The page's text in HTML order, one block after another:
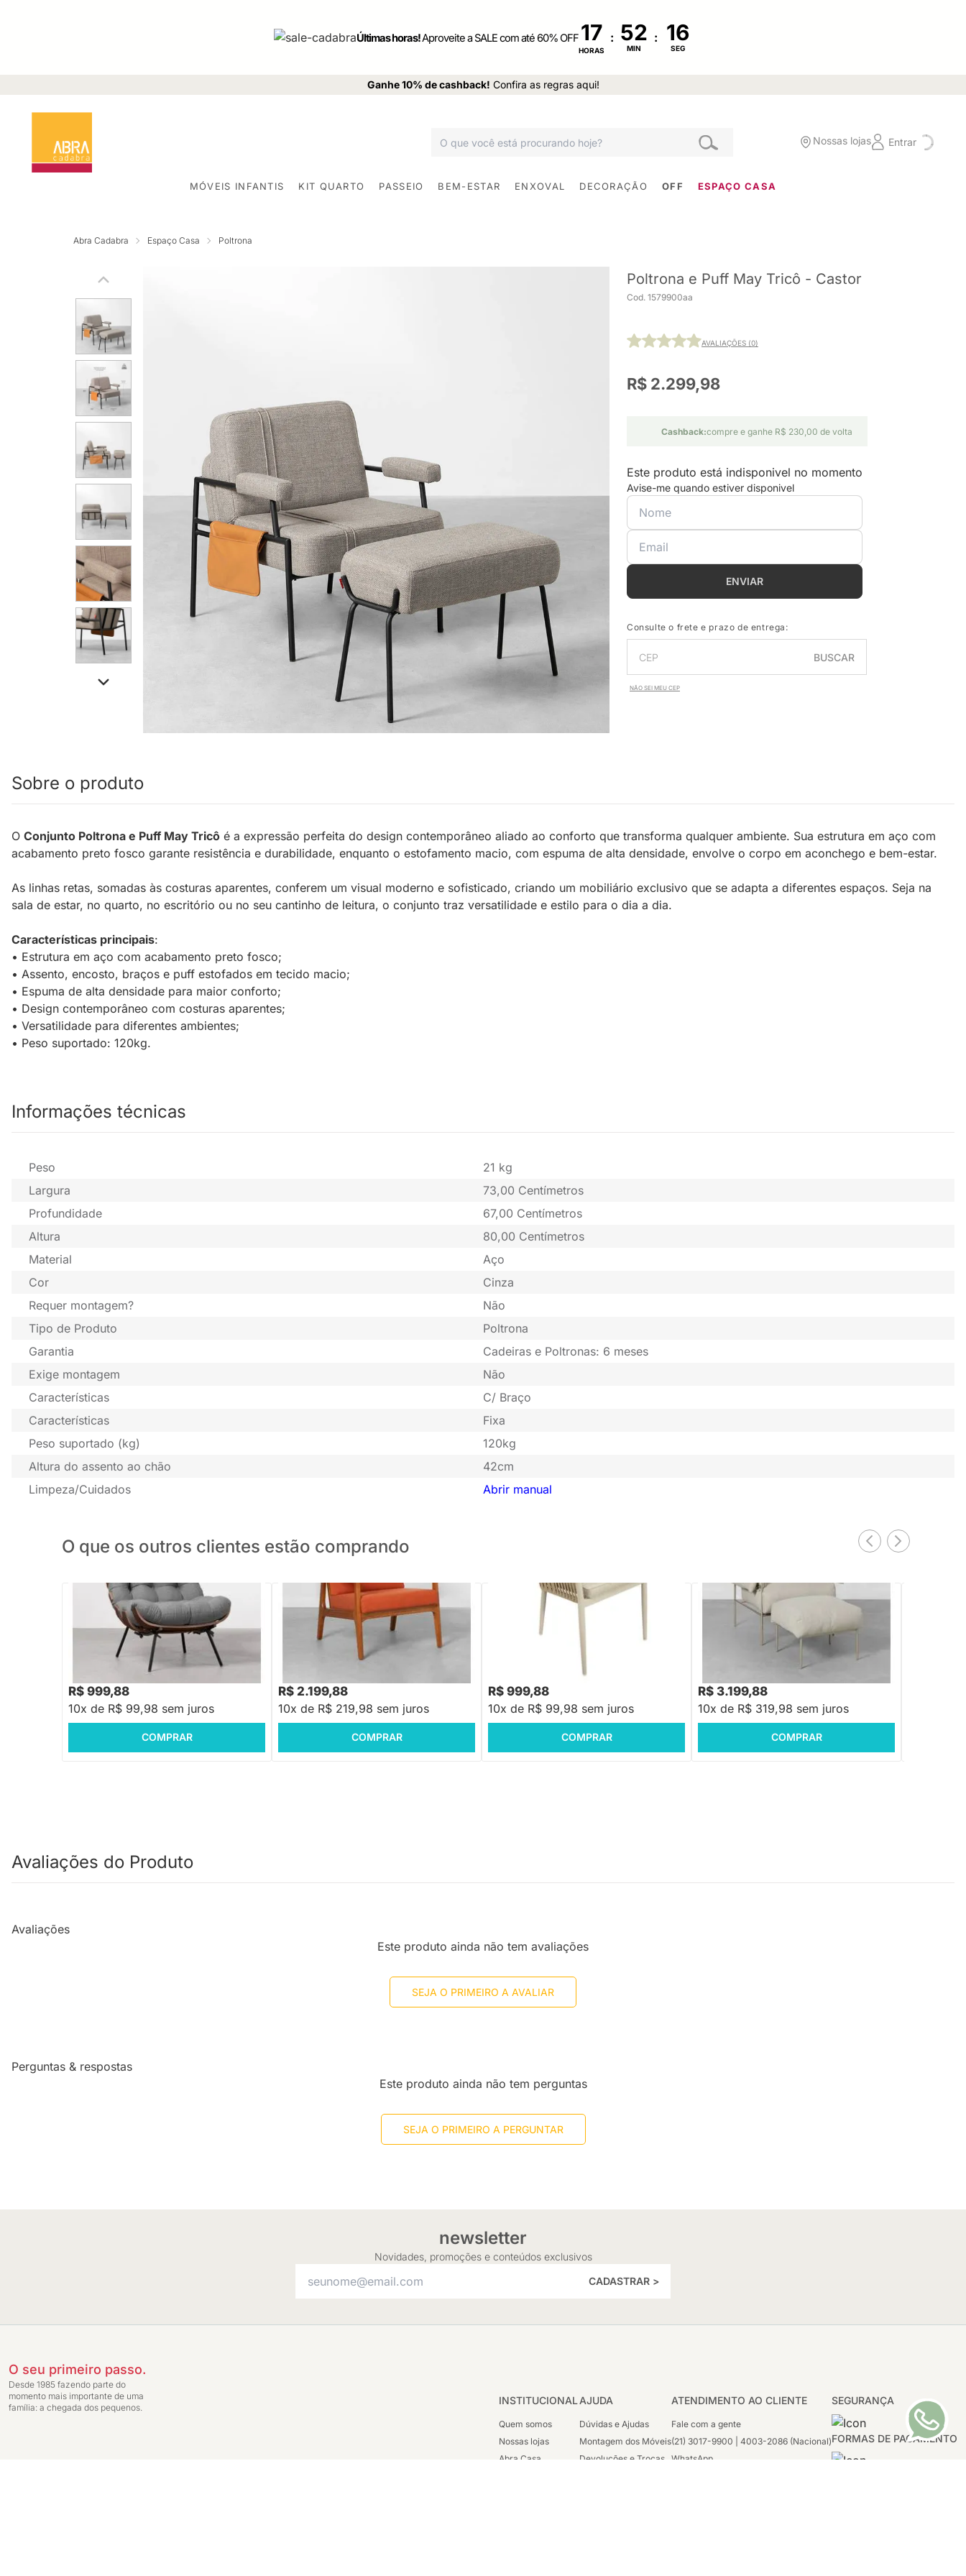
Últimas horas!Aproveite a SALE com até 60% OFF 17
HORAS
:
MIN
:
SEG
Ganhe 10% de cashback! Confira as regras aqui!
Nossas lojas Entrar
MÓVEIS INFANTIS KIT QUARTO PASSEIO BEM-ESTAR ENXOVAL DECORAÇÃO OFF ESPAÇO CASA
Abra Cadabra Espaço Casa Poltrona
Poltrona e Puff May Tricô - Castor
Cod. 1579900aa
AVALIAÇÕES (0)
R$ 2.299,98
Cashback:compre e ganhe R$ 230,00 de volta
Este produto está indisponivel no momento
Avise-me quando estiver disponivel
ENVIAR
Consulte o frete e prazo de entrega:
BUSCAR
NÃO SEI MEU CEP
Sobre o produto
O Conjunto Poltrona e Puff May Tricô é a expressão perfeita do design contemporâneo aliado ao conforto que transforma qualquer ambiente. Sua estrutura em aço com
acabamento preto fosco garante resistência e durabilidade, enquanto o estofamento macio, com espuma de alta densidade, envolve o corpo em aconchego e bem-estar.
As linhas retas, somadas às costuras aparentes, conferem um visual moderno e sofisticado, criando um mobiliário exclusivo que se adapta a diferentes espaços. Seja na
sala de estar, no quarto, no escritório ou no seu cantinho de leitura, o conjunto traz versatilidade e estilo para o dia a dia.
Características principais:
• Estrutura em aço com acabamento preto fosco;
• Assento, encosto, braços e puff estofados em tecido macio;
• Espuma de alta densidade para maior conforto;
• Design contemporâneo com costuras aparentes;
• Versatilidade para diferentes ambientes;
• Peso suportado: 120kg.
Informações técnicas
Peso
21 kg
Largura
73,00 Centímetros
Profundidade
67,00 Centímetros
Altura
80,00 Centímetros
Material
Aço
Cor
Cinza
Requer montagem?
Não
Tipo de Produto
Poltrona
Garantia
Cadeiras e Poltronas: 6 meses
Exige montagem
Não
Características
C/ Braço
Características
Fixa
Peso suportado (kg)
120kg
Altura do assento ao chão
42cm
Limpeza/Cuidados
Abrir manual
O que os outros clientes estão comprando
PRONTA ENTREGA
Poltrona Costela Algodão Slim – Grafite
-37%
R$ 999,88
10x de R$ 99,98 sem juros
COMPRAR
PRONTA ENTREGA
Poltrona Vinci - Terracota
R$ 2.199,88
10x de R$ 219,98 sem juros
COMPRAR
PRONTA ENTREGA
Poltrona Gávea - Fendi
R$ 999,88
10x de R$ 99,98 sem juros
COMPRAR
PRONTA ENTREGA
Poltrona Trufa Com Puff - Argento
R$ 3.199,88
10x de R$ 319,98 sem juros
COMPRAR
Avaliações do Produto
Avaliações
Este produto ainda não tem avaliações
SEJA O PRIMEIRO A AVALIAR
Perguntas & respostas
Este produto ainda não tem perguntas
SEJA O PRIMEIRO A PERGUNTAR
newsletter
Novidades, promoções e conteúdos exclusivos
CADASTRAR >
O seu primeiro passo.
Desde 1985 fazendo parte do
momento mais importante de uma
família: a chegada dos pequenos.
INSTITUCIONAL
Quem somos
Nossas lojas
Abra Casa
AJUDA
Dúvidas e Ajudas
Montagem dos Móveis
Devoluções e Trocas
SEGURANÇA
FORMAS DE PAGAMENTO
ATENDIMENTO AO CLIENTE
Fale com a gente
(21) 3017-9900 | 4003-2086 (Nacional)
WhatsApp